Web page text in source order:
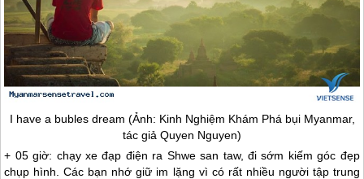
I have a bubles dream (Ảnh: Kinh Nghiệm Khám Phá bụi Myanmar,
tác giả Quyen Nguyen)
+ 05 giờ: chạy xe đạp điện ra Shwe san taw, đi sớm kiếm góc đẹp
chụp hình. Các bạn nhớ giữ im lặng vì có rất nhiều người tập trung